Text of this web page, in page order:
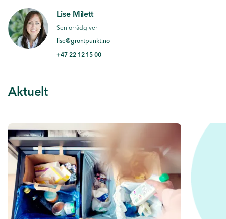
Lise Milett
Seniorrådgiver
lise@grontpunkt.no
+47 22 12 15 00
Aktuelt